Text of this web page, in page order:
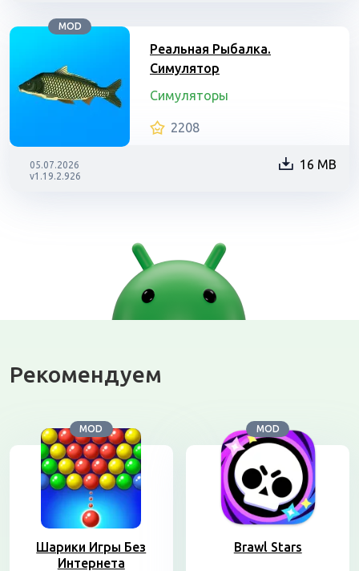
MOD
Реальная Рыбалка.
Симулятор
Симуляторы
2208
05.07.2026
v1.19.2.926
16 MB
Рекомендуем
MOD
Шарики Игры Без
Интернета
MOD
Brawl Stars